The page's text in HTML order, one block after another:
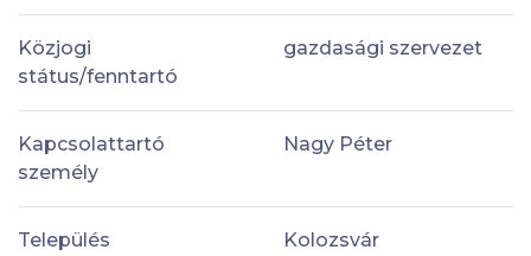
Közjogi
státus/fenntartó
gazdasági szervezet
Kapcsolattartó
személy
Nagy Péter
Település Kolozsvár